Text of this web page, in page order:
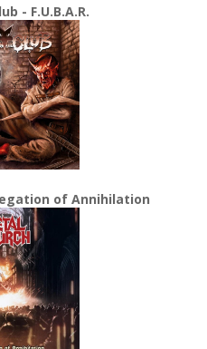
- F.U.B.A.R.
of Annihilation